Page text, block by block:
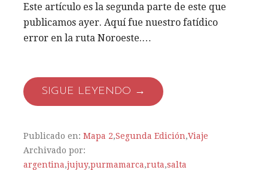
Este artículo es la segunda parte de este que
publicamos ayer. Aquí fue nuestro fatídico
error en la ruta Noroeste.…
SIGUE LEYENDO →
Publicado en: Mapa 2,Segunda Edición,Viaje
Archivado por:
argentina,jujuy,purmamarca,ruta,salta